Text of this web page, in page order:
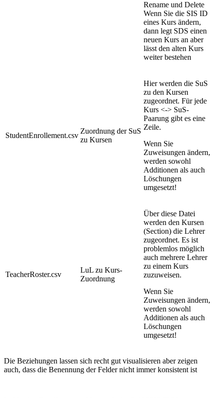
Rename und Delete
Wenn Sie die SIS ID
eines Kurs ändern,
dann legt SDS einen
neuen Kurs an aber
lässt den alten Kurs
weiter bestehen
StudentEnrollement.csv
Zuordnung der SuS
zu Kursen
Hier werden die SuS
zu den Kursen
zugeordnet. Für jede
Kurs <-> SuS-
Paarung gibt es eine
Zeile.
Wenn Sie
Zuweisungen ändern,
werden sowohl
Additionen als auch
Löschungen
umgesetzt!
TeacherRoster.csv
LuL zu Kurs-
Zuordnung
Über diese Datei
werden den Kursen
(Section) die Lehrer
zugeordnet. Es ist
problemlos möglich
auch mehrere Lehrer
zu einem Kurs
zuzuweisen.
Wenn Sie
Zuweisungen ändern,
werden sowohl
Additionen als auch
Löschungen
umgesetzt!
Die Beziehungen lassen sich recht gut visualisieren aber zeigen
auch, dass die Benennung der Felder nicht immer konsistent ist